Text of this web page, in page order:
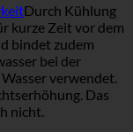
Durch Kühlung
kurze Zeit vor dem
bindet zudem
bei der
verwendet.
Das
nicht.